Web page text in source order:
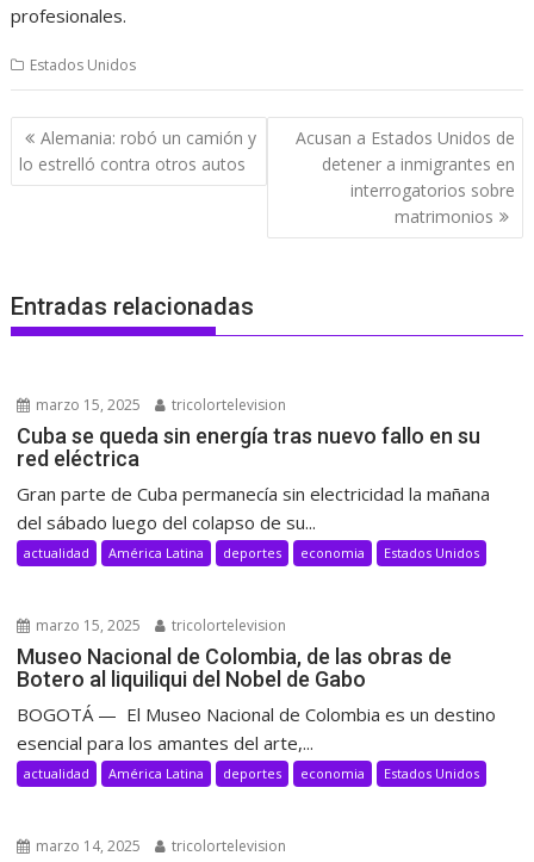
profesionales.
Estados Unidos
Navegación
de
entradas
Alemania: robó un camión y
lo estrelló contra otros autos
Acusan a Estados Unidos de
detener a inmigrantes en
interrogatorios sobre
matrimonios
Entradas relacionadas
marzo 15, 2025 tricolortelevision
Cuba se queda sin energía tras nuevo fallo en su
red eléctrica
Gran parte de Cuba permanecía sin electricidad la mañana
del sábado luego del colapso de su...
actualidad América Latina deportes economia Estados Unidos
marzo 15, 2025 tricolortelevision
Museo Nacional de Colombia, de las obras de
Botero al liquiliqui del Nobel de Gabo
BOGOTÁ — El Museo Nacional de Colombia es un destino
esencial para los amantes del arte,...
actualidad América Latina deportes economia Estados Unidos
marzo 14, 2025 tricolortelevision